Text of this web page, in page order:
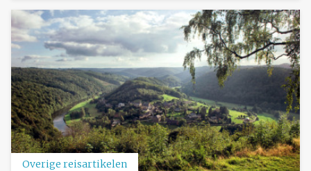
Overige reisartikelen